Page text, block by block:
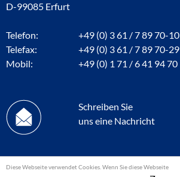
Diese Webseite verwendet Cookies. Wenn Sie diese Webseite
D-99085 Erfurt
Telefon:
+49 (0) 3 61 / 7 89 70-10
Telefax:
+49 (0) 3 61 / 7 89 70-29
Mobil:
+49 (0) 1 71 / 6 41 94 70
Schreiben Sie
uns eine Nachricht